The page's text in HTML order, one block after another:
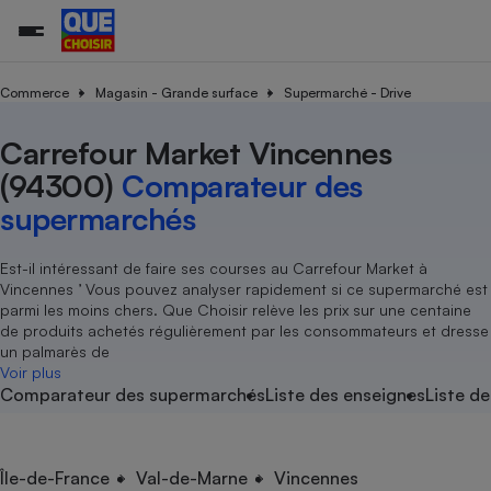
Commerce Magasin - Grande surface Supermarché - Drive
Carrefour Market Vincennes
(94300) Comparateur des
supermarchés
Est-il intéressant de faire ses courses au Carrefour Market à
Vincennes ’ Vous pouvez analyser rapidement si ce supermarché est
parmi les moins chers. Que Choisir relève les prix sur une centaine
de produits achetés régulièrement par les consommateurs et dresse
un palmarès de
Voir plus
Comparateur des supermarchésListe des enseignesListe
Île-de-France Val-de-Marne Vincennes
Agriculture
Produit alimentaire
Achat - Vente - Location
Carburant
Magasin - Grande surface
Marketing - Fidélisation
Organismes de défense
Système judiciaire
Air
Eau
Achat - Vente - Travaux
Location
Sport
Vacances - Tourisme
électrique
Démarche administrative
Senior
Service marchand
Train
Transport aérien
Toutes les actualités
Enquêtes
Guides d'achat
Conseils
Brèves
Tous les services
Soumettre un litige
Lettres types
Rencontrer une association locale
Tous nos combats
Nos actions
Nos grandes victoires
Les billets de la présidente
Nos associations locales
Nous rejoindre
En savoir plus sur Que Choisir Ensemble
?
L’association
Nos missions
Notre méthodologie
Notre financement
Nos partenaires
Nous rejoindre